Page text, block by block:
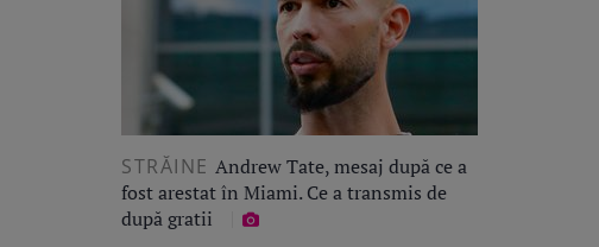
STRĂINE Andrew Tate, mesaj după ce a
fost arestat în Miami. Ce a transmis de
după gratii